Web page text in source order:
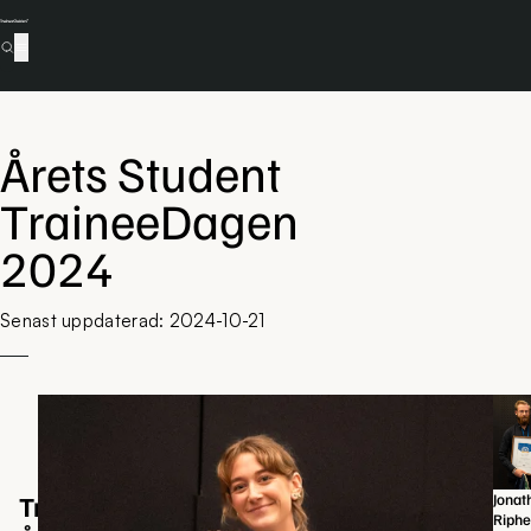
Årets Student
TraineeDagen
2024
Senast uppdaterad: 2024-10-21
TraineePriset